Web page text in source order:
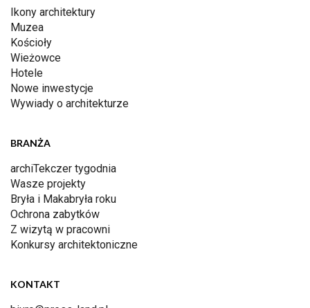
Ikony architektury
Muzea
Kościoły
Wieżowce
Hotele
Nowe inwestycje
Wywiady o architekturze
BRANŻA
archiTekczer tygodnia
Wasze projekty
Bryła i Makabryła roku
Ochrona zabytków
Z wizytą w pracowni
Konkursy architektoniczne
KONTAKT